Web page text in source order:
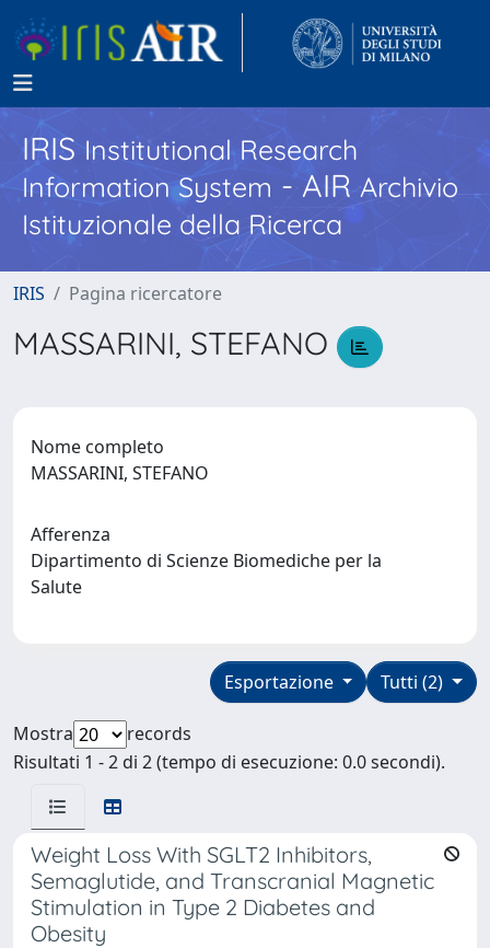
IRISInstitutional Research
Information System - AIR Archivio
Istituzionale della Ricerca
IRIS Pagina ricercatore
MASSARINI, STEFANO
Nome completo
MASSARINI, STEFANO
Afferenza
Dipartimento di Scienze Biomediche per la
Salute
Tutti (2)
Esportazione
Mostra
records
Risultati 1 - 2 di 2 (tempo di esecuzione: 0.0 secondi).
Weight Loss With SGLT2 Inhibitors,
Semaglutide, and Transcranial Magnetic
Stimulation in Type 2 Diabetes and
Obesity